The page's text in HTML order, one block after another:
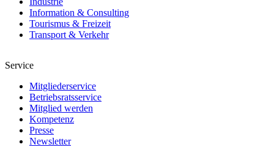
Information & Consulting
Tourismus & Freizeit
Transport & Verkehr
Service
Mitgliederservice
Betriebsratsservice
Mitglied werden
Kompetenz
Presse
Newsletter